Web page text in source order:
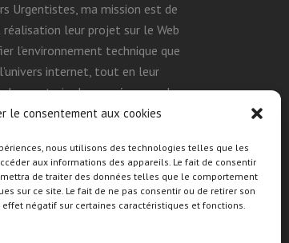
le consentement aux cookies
nous utilisons des technologies telles que les
aux informations des appareils. Le fait de consentir
de traiter des données telles que le comportement
sur ce site. Le fait de ne pas consentir ou de retirer son
négatif sur certaines caractéristiques et fonctions.
Urgentistes, ma mission est de
leur projet sur le Web
l’environnement technique que
internet, tout en leur
construire leurs présences de
durable et autonome.
sur les réseaux